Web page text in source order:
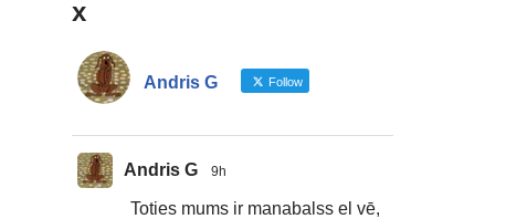
x
Andris G Follow
Andris G 9h
Toties mums ir manabalss el vē,